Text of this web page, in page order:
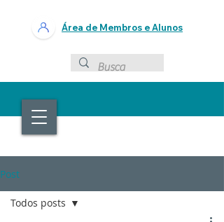
Área de Membros e Alunos
Post
Todos posts